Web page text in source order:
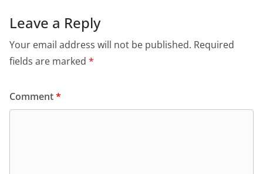
Leave a Reply
Your email address will not be published. Required
fields are marked *
Comment*